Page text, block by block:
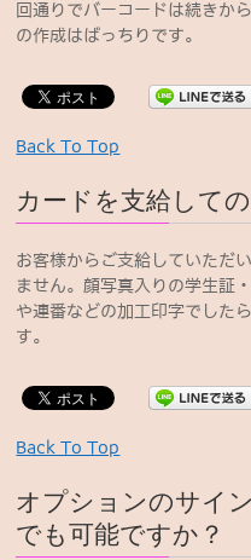
回通りでバーコードは続きか
の作成はばっちりです。
Back To Top
カードを支給して
お客様からご支給していただ
ません。顔写真入りの学生証
や連番などの加工印字でした
す。
Back To Top
オプションのサイ
でも可能ですか？